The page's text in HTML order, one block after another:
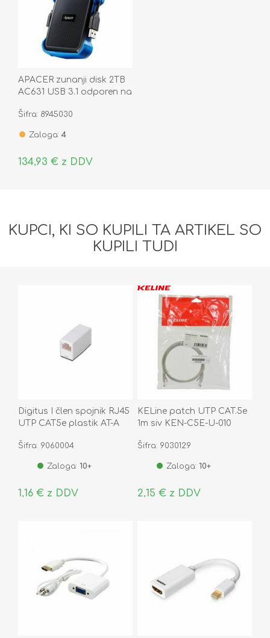
APACER zunanji disk 2TB
AC631 USB 3.1 odporen na
Šifra: 8945030
Zaloga: 4
134,93 € z DDV
KUPCI, KI SO KUPILI TA ARTIKEL SO
KUPILI TUDI
Digitus I člen spojnik RJ45
UTP CAT5e plastik AT-A
Šifra: 9060004
Zaloga: 10+
1,16 € z DDV
KELine patch UTP CAT.5e
1m siv KEN-C5E-U-010
Šifra: 9030129
Zaloga: 10+
2,15 € z DDV